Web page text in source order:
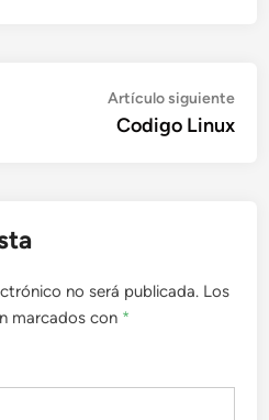
Artículo siguiente
Codigo Linux
no será publicada. Los
marcados con *